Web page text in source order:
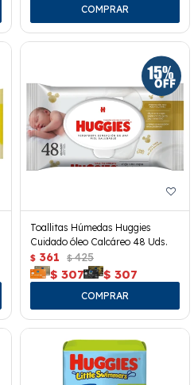
Toallitas Húmedas Huggies
Cuidado óleo Calcáreo 48 Uds.
$ 361 $ 425
$ 307 $ 307